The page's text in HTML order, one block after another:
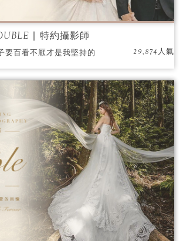
∣ 特約攝影師
要百看不厭才是我堅持的
珍貴的一瞬間 紀錄親情、
的模樣 身歷其境的感動，
著我的攝影鏡頭完成你們
29,874人氣